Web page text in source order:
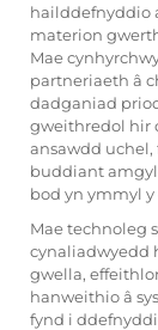
hailddefnyddio
materion
Mae
partneriaeth â
dadganiad
gweithredol hir
ansawdd uchel,
buddiant
bod yn ymmyl
Mae technoleg
cynaliadwyedd
gwella,
hanweithio â
fynd i